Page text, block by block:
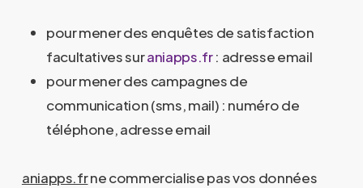
pour mener des enquêtes de satisfaction
facultatives suraniapps.fr: adresse email
pour mener des campagnes de
communication (sms, mail) : numéro de
téléphone, adresse email
aniapps.frne commercialise pas vos données